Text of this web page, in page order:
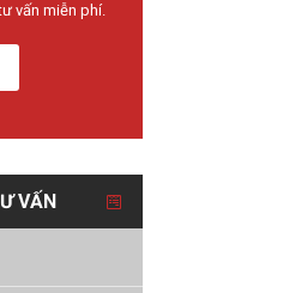
vấn miễn phí.
VẤN